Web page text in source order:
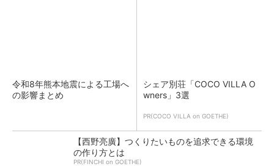
令和8年熊本地震による工場へ
の影響まとめ
シェア別荘「COCO VILLA O
wners」3選
PR(COCO VILLA on GOETHE)
【西野亮廣】つくりたいものを追求できる環境
の作り方とは
PR(FINCHI on GOETHE)